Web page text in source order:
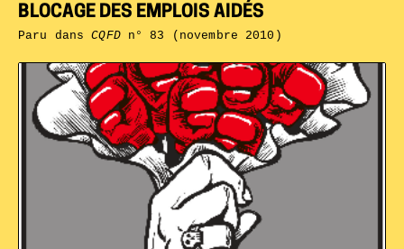
BLOCAGE DES EMPLOIS AIDÉS
Paru dansCQFDn° 83 (novembre 2010)